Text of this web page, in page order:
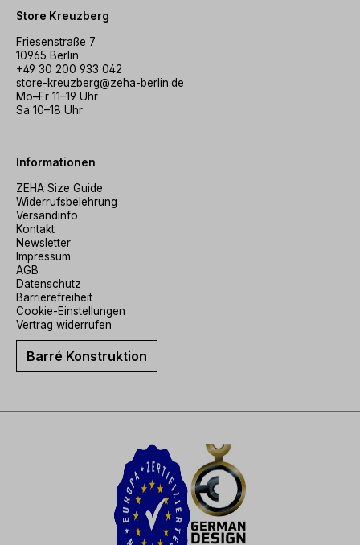
Store Kreuzberg
Friesenstraße 7
10965 Berlin
+49 30 200 933 042
store-kreuzberg@zeha-berlin.de
Mo–Fr 11–19 Uhr
Sa 10–18 Uhr
Informationen
ZEHA Size Guide
Widerrufsbelehrung
Versandinfo
Kontakt
Newsletter
Impressum
AGB
Datenschutz
Barrierefreiheit
Cookie-Einstellungen
Vertrag widerrufen
Barré Konstruktion